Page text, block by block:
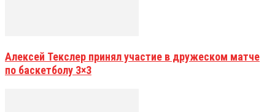
Алексей Текслер принял участие в дружеском матче
по баскетболу 3×3